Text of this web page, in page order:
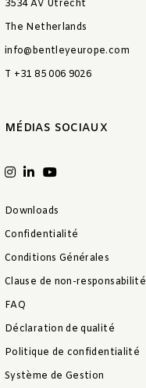
3534 AV Utrecht
The Netherlands
info@bentleyeurope.com
T +31 85 006 9026
MÉDIAS SOCIAUX
Downloads
Confidentialité
Conditions Générales
Clause de non-responsabilité
FAQ
Déclaration de qualité
Politique de confidentialité
Système de Gestion